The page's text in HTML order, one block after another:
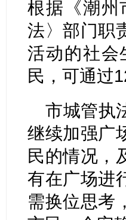
根据《潮州
法〉部门职
活动的社会
民，可通过
市城管执
继续加强广
民的情况，
有在广场进
需换位思考